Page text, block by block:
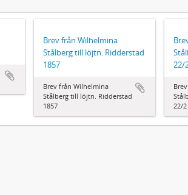
Brev från Wilhelmina
Stålberg till löjtn. Ridderstad
1857
Brev från Wilhelmina
Stålberg till löjtn. Ridderstad
1857
22/
22/